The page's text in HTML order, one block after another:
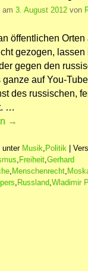
am 3. August 2012 von
öffentlichen
gezogen,
gegen den
ganze auf You-
des russischen,
…
→
unter Musik Politik
Freiheit Gerhard
Menschenrecht
Russland Wladimir